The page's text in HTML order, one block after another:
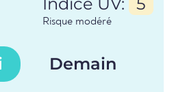
Risque modéré
Demain